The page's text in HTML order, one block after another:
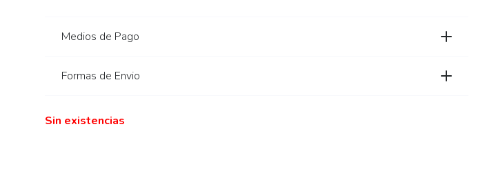
Medios de Pago
Formas de Envio
Sin existencias